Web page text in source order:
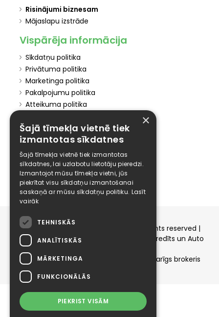
Risinājumi biznesam
Mājaslapu izstrāde
Vispārēja informācija
Sīkdatņu politika
Privātuma politika
Marketinga politika
Pakalpojumu politika
Atteikuma politika
Elīzings
Affiliate
Karjera
Kontakti
Copyright © 2015-2026 elizings.lv | All rights reserved |
elizings - Kredītu salīdzināšana, Patēriņa kredīts un Auto
SIA ELIZINGS.LV - pilnvaru apjoms - neatkarīgs brokeris
×
Šajā tīmekļa vietnē tiek
izmantotas sīkdatnes
Šajā tīmekļa vietnē tiek izmantotas
sīkdatnes, lai uzlabotu lietotāju pieredzi.
Izmantojot mūsu tīmekļa vietni, jūs
piekrītat visu sīkdatņu izmantošanai
saskaņā ar mūsu sīkdatņu politiku. Lasīt
vairāk
TEHNISKĀS
ANALĪTISKĀS
MĀRKETINGA
FUNKCIONĀLĀS
PIEKRIST VISĀM